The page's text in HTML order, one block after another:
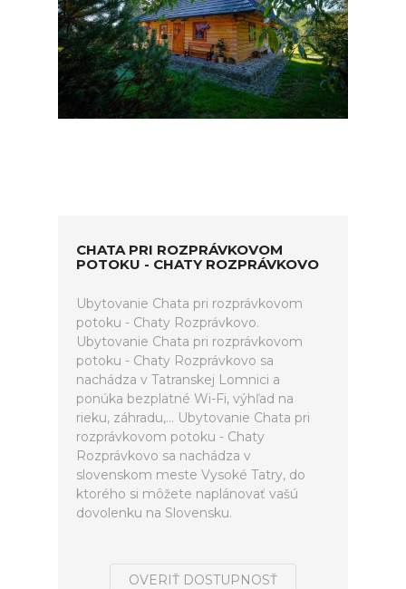
CHATA PRI ROZPRÁVKOVOM
POTOKU - CHATY ROZPRÁVKOVO
Ubytovanie Chata pri rozprávkovom
potoku - Chaty Rozprávkovo.
Ubytovanie Chata pri rozprávkovom
potoku - Chaty Rozprávkovo sa
nachádza v Tatranskej Lomnici a
ponúka bezplatné Wi-Fi, výhľad na
rieku, záhradu,... Ubytovanie Chata pri
rozprávkovom potoku - Chaty
Rozprávkovo sa nachádza v
slovenskom meste Vysoké Tatry, do
ktorého si môžete naplánovať vašú
dovolenku na Slovensku.
OVERIŤ DOSTUPNOSŤ